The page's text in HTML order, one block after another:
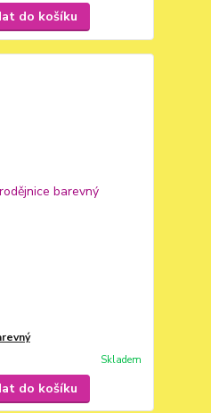
do košíku
Skladem
do košíku